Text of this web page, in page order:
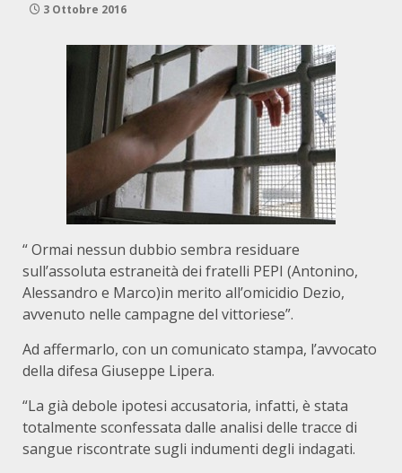
3 Ottobre 2016
“ Ormai nessun dubbio sembra residuare
sull’assoluta estraneità dei fratelli PEPI (Antonino,
Alessandro e Marco)in merito all’omicidio Dezio,
avvenuto nelle campagne del vittoriese”.
Ad affermarlo, con un comunicato stampa, l’avvocato
della difesa Giuseppe Lipera.
“La già debole ipotesi accusatoria, infatti, è stata
totalmente sconfessata dalle analisi delle tracce di
sangue riscontrate sugli indumenti degli indagati.